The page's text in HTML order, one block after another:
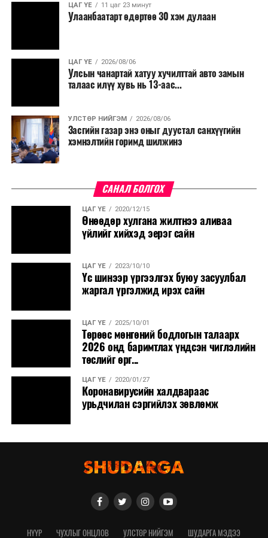
ЦАГ ҮЕ 11 цаг 23 минут
Улаанбаатарт өдөртөө 30 хэм дулаан
ЦАГ ҮЕ 2026/08/06
Улсын чанартай хатуу хучилттай авто замын
талаас илүү хувь нь 13-аас...
УЛСТӨР НИЙГЭМ 2026/08/06
Засгийн газар энэ оныг дуустал санхүүгийн
хэмнэлтийн горимд шилжинэ
САНАЛ БОЛГОХ
ЦАГ ҮЕ 2020/12/15
Өнөөдөр хулгана жилтнээ аливаа
үйлийг хийхэд эерэг сайн
ЦАГ ҮЕ 2023/10/10
Үс шинээр үргээлгэх буюу засуулбал
жаргал үргэлжид ирэх сайн
ЦАГ ҮЕ 2025/10/01
Төрөөс мөнгөний бодлогын талаарх
2026 онд баримтлах үндсэн чиглэлийн
төслийг өрг...
ЦАГ ҮЕ 2020/01/27
Коронавирусийн халдвараас
урьдчилан сэргийлэх зөвлөмж
НҮҮР ЧУХЛЫГ ОНЦЛОВ УЛСТӨР НИЙГЭМ ШУДАРГА МЭДЭЭ